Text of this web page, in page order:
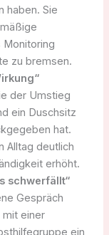
haben. Sie
Monitoring
zu bremsen.
der Umstieg
ein Duschsitz
hat.
Alltag deutlich
erhöht.
schwerfällt“
Gespräch
mit einer
ein